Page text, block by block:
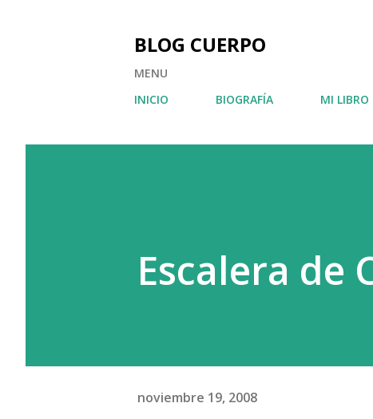
BLOG CUERPO
MENU
INICIO
BIOGRAFÍA MI LIBRO
Escalera de
noviembre 19, 2008